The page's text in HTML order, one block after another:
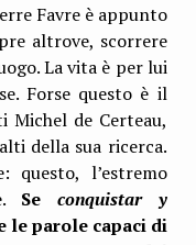
Favre è appunto
altrove, scorrere
La vita è per lui
Forse questo è il
de Certeau,
della sua ricerca.
questo, l’estremo
Se
conquistar y
le parole capaci di